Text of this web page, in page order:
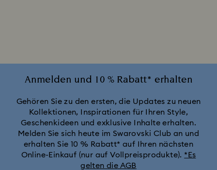
Anmelden und 10 % Rabatt* erhalten
Gehören Sie zu den ersten, die Updates zu neuen
Kollektionen, Inspirationen für Ihren Style,
Geschenkideen und exklusive Inhalte erhalten.
Melden Sie sich heute im Swarovski Club an und
erhalten Sie 10 % Rabatt* auf Ihren nächsten
Online-Einkauf (nur auf Vollpreisprodukte). *Es
gelten die AGB